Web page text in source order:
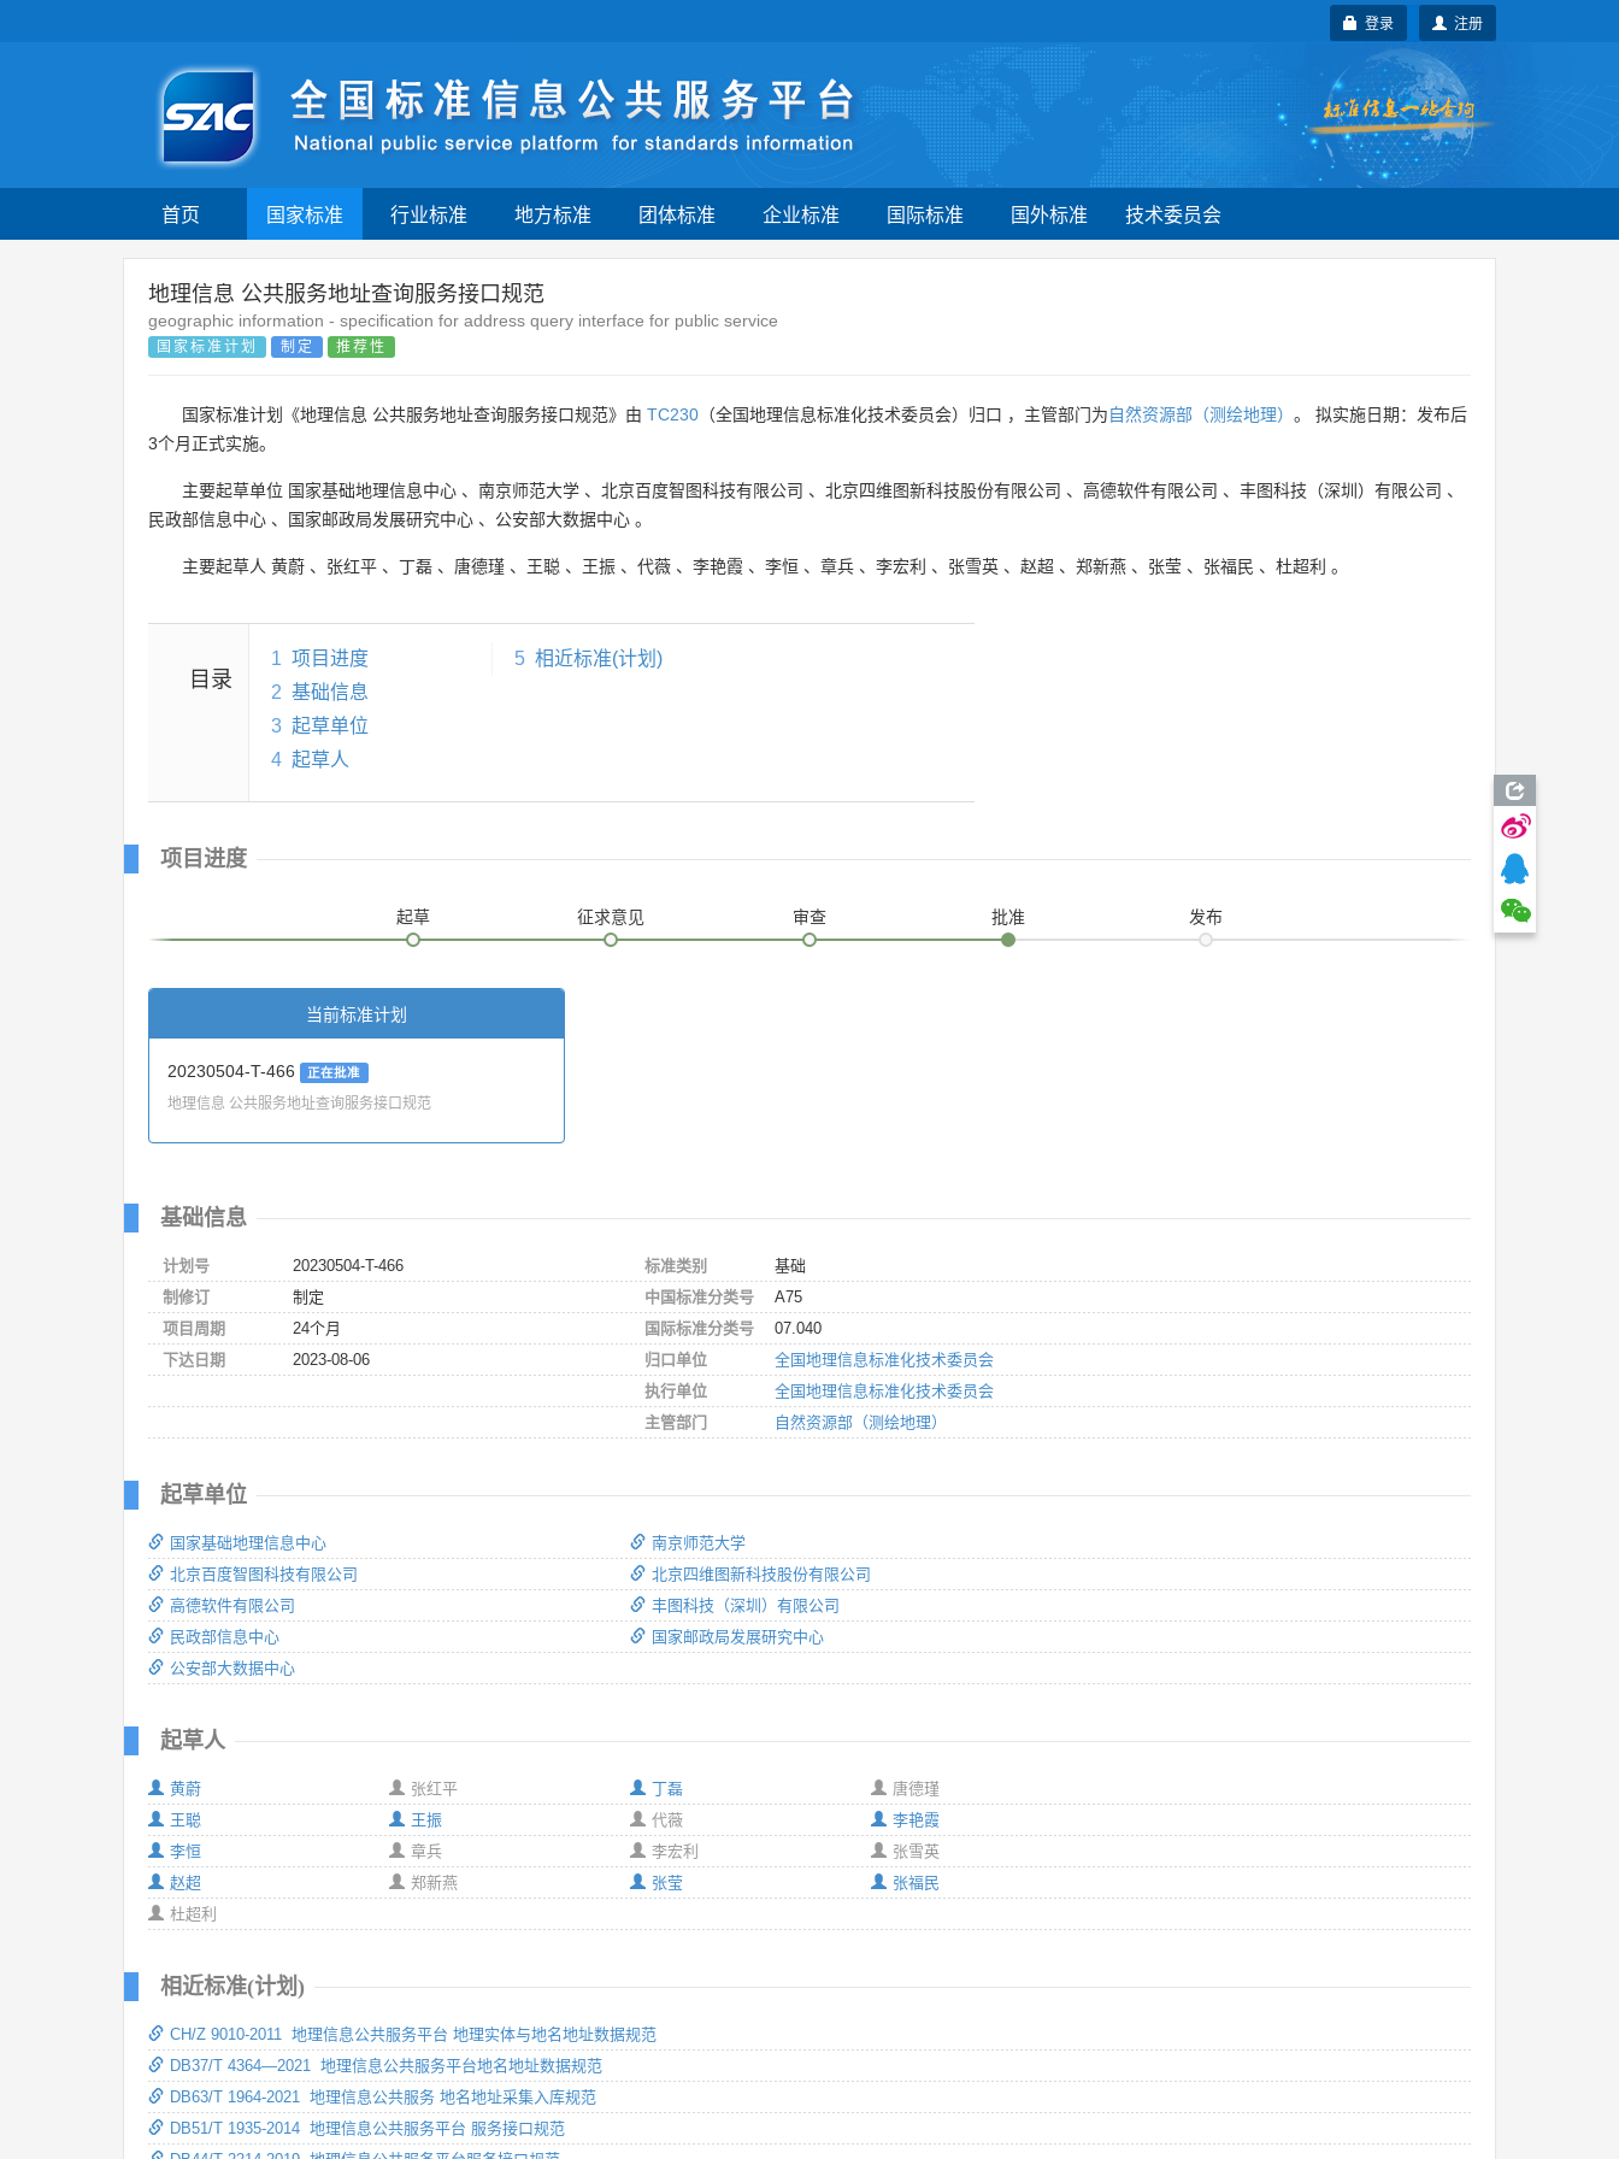
注册
登录
首页 国家标准 行业标准 地方标准 团体标准 企业标准 国际标准 国外标准 技术委员会
地理信息 公共服务地址查询服务接口规范
geographic information - specification for address query interface for public service
国家标准计划 制定 推荐性
国家标准计划《地理信息 公共服务地址查询服务接口规范》由 TC230 （全国地理信息标准化技术委员会）归口 ，主管部门为自然资源部（测绘地理） 。 拟实施日期：发布后
3个月正式实施。
主要起草单位 国家基础地理信息中心 、 南京师范大学 、 北京百度智图科技有限公司 、 北京四维图新科技股份有限公司 、 高德软件有限公司 、 丰图科技（深圳）有限公司 、
民政部信息中心 、 国家邮政局发展研究中心 、 公安部大数据中心 。
主要起草人 黄蔚 、 张红平 、 丁磊 、 唐德瑾 、 王聪 、 王振 、 代薇 、 李艳霞 、 李恒 、 章兵 、 李宏利 、 张雪英 、 赵超 、 郑新燕 、 张莹 、 张福民 、 杜超利 。
目录
1 项目进度
2 基础信息
3 起草单位
4 起草人
5 相近标准(计划)
项目进度
起草 征求意见 审查 批准 发布
当前标准计划
20230504-T-466 正在批准
地理信息 公共服务地址查询服务接口规范
基础信息
计划号
20230504-T-466
制修订
制定
项目周期
24个月
下达日期
2023-08-06
标准类别
基础
中国标准分类号
A75
国际标准分类号
07.040
归口单位
全国地理信息标准化技术委员会
执行单位
全国地理信息标准化技术委员会
主管部门
自然资源部（测绘地理）
起草单位
国家基础地理信息中心
北京百度智图科技有限公司
高德软件有限公司
民政部信息中心
公安部大数据中心
南京师范大学
北京四维图新科技股份有限公司
丰图科技（深圳）有限公司
国家邮政局发展研究中心
起草人
黄蔚
张红平
王聪
王振
李恒
章兵
赵超
郑新燕
杜超利
丁磊
唐德瑾
代薇
李艳霞
李宏利
张雪英
张莹
张福民
相近标准(计划)
CH/Z 9010-2011 地理信息公共服务平台 地理实体与地名地址数据规范
DB37/T 4364—2021 地理信息公共服务平台地名地址数据规范
DB63/T 1964-2021 地理信息公共服务 地名地址采集入库规范
DB51/T 1935-2014 地理信息公共服务平台 服务接口规范